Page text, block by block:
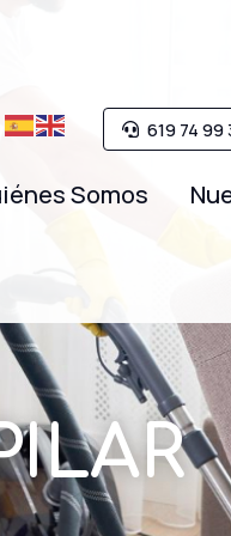
619 74 99
Somos